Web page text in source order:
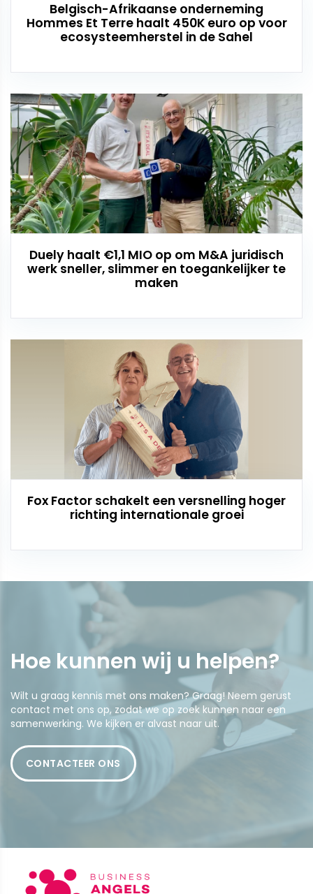
Belgisch-Afrikaanse onderneming
Hommes Et Terre haalt 450K euro op voor
ecosysteemherstel in de Sahel
Duely haalt €1,1 MIO op om M&A juridisch
werk sneller, slimmer en toegankelijker te
maken
Fox Factor schakelt een versnelling hoger
richting internationale groei
Hoe kunnen wij u helpen?
Wilt u graag kennis met ons maken? Graag! Neem gerust
contact met ons op, zodat we op zoek kunnen naar een
samenwerking. We kijken er alvast naar uit.
CONTACTEER ONS